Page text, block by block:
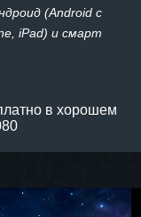
(Android с
iPad) и смарт
в хорошем